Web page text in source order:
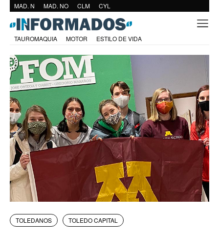
MAD. N MAD. NO CLM CYL
TAUROMAQUIA MOTOR ESTILO DE VIDA
TOLEDANOS TOLEDO CAPITAL